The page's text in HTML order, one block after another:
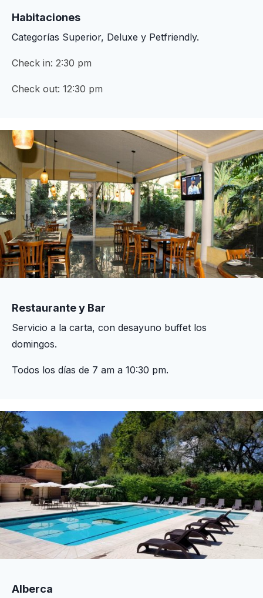
Habitaciones
Categorías Superior, Deluxe y Petfriendly.
Check in: 2:30 pm
Check out: 12:30 pm
Restaurante y Bar
Servicio a la carta, con desayuno buffet los
domingos.
Todos los días de 7 am a 10:30 pm.
Alberca